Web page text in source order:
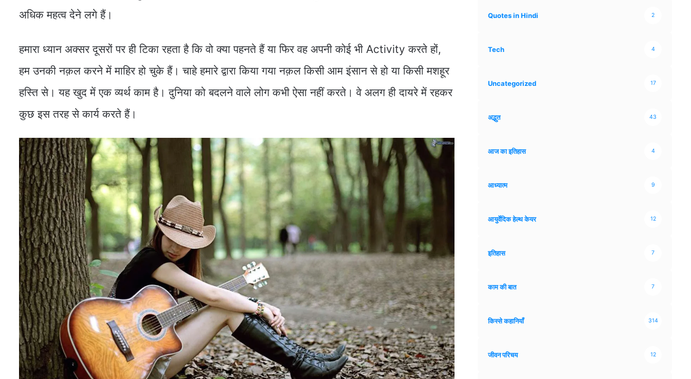
अधिक महत्व देने लगे हैं।
हमारा ध्यान अक्सर दूसरों पर ही टिका रहता है कि वो क्या पहनते हैं या फिर वह अपनी कोई भी Activity करते हों,
हम उनकी नक़ल करने में माहिर हो चुके हैं। चाहे हमारे द्वारा किया गया नक़ल किसी आम इंसान से हो या किसी मशहूर
हस्ति से। यह खुद में एक व्यर्थ काम है। दुनिया को बदलने वाले लोग कभी ऐसा नहीं करते। वे अलग ही दायरे में रहकर
कुछ इस तरह से कार्य करते हैं।
Quotes in Hindi 2
Tech 4
Uncategorized 17
अद्भुत 43
आज का इतिहास 4
आध्यात्म 9
आयुर्वेदिक हेल्थ केयर 12
इतिहास 7
काम की बात 7
किस्से कहानियाँ 314
जीवन परिचय 12